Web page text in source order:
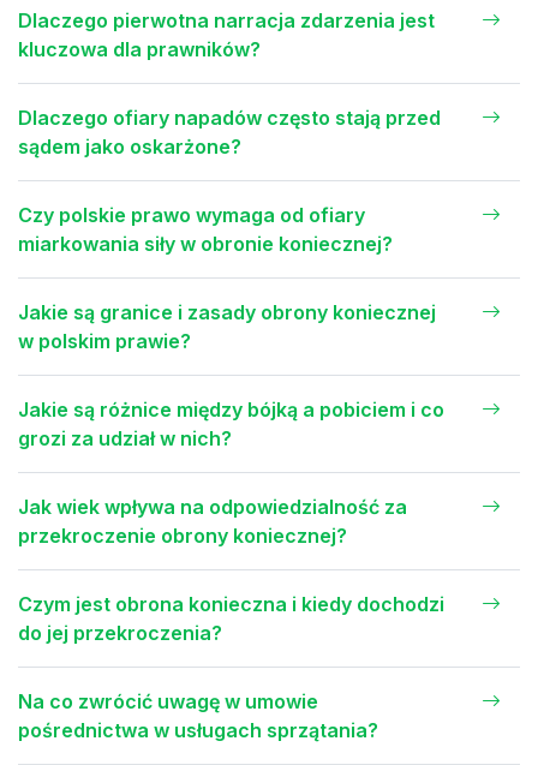
Dlaczego pierwotna narracja zdarzenia jest
kluczowa dla prawników?
Dlaczego ofiary napadów często stają przed
sądem jako oskarżone?
Czy polskie prawo wymaga od ofiary
miarkowania siły w obronie koniecznej?
Jakie są granice i zasady obrony koniecznej
w polskim prawie?
Jakie są różnice między bójką a pobiciem i co
grozi za udział w nich?
Jak wiek wpływa na odpowiedzialność za
przekroczenie obrony koniecznej?
Czym jest obrona konieczna i kiedy dochodzi
do jej przekroczenia?
Na co zwrócić uwagę w umowie
pośrednictwa w usługach sprzątania?